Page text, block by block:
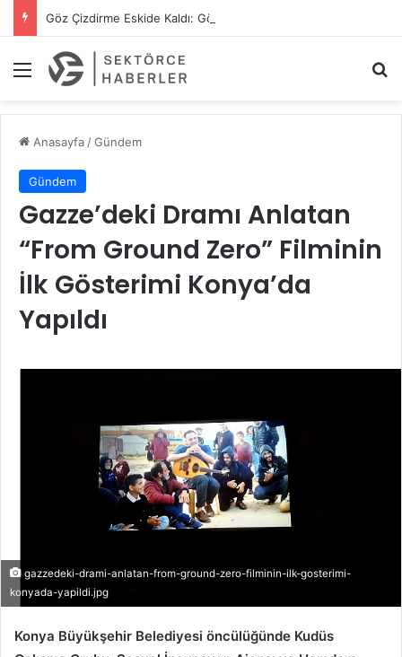
Menü
Anasayfa/Gündem
Gündem
Gazze’deki Dramı Anlatan
“From Ground Zero” Filminin
İlk Gösterimi Konya’da
Yapıldı
gazzedeki-drami-anlatan-from-ground-zero-filminin-ilk-gosterimi-
konyada-yapildi.jpg
Konya Büyükşehir Belediyesi öncülüğünde Kudüs